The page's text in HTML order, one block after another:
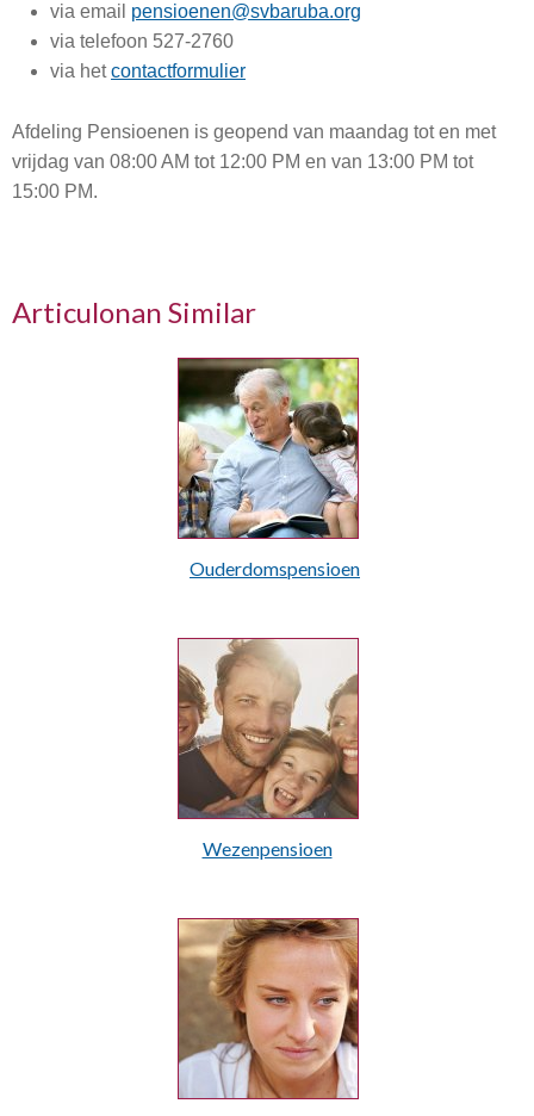
via email pensioenen@svbaruba.org
via telefoon 527-2760
via hetcontactformulier
Afdeling Pensioenen is geopend van maandag tot en met
vrijdag van 08:00 AM tot 12:00 PM en van 13:00 PM tot
15:00 PM.
Articulonan Similar
Ouderdomspensioen
Wezenpensioen